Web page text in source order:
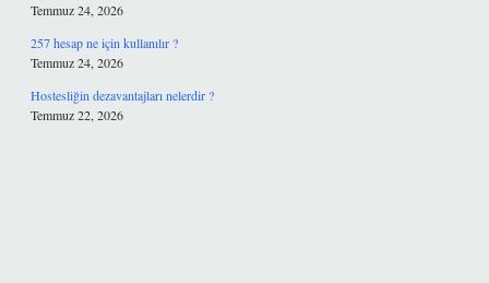
Temmuz 24, 2026
257 hesap ne için kullanılır ?
Temmuz 24, 2026
Hostesliğin dezavantajları nelerdir ?
Temmuz 22, 2026